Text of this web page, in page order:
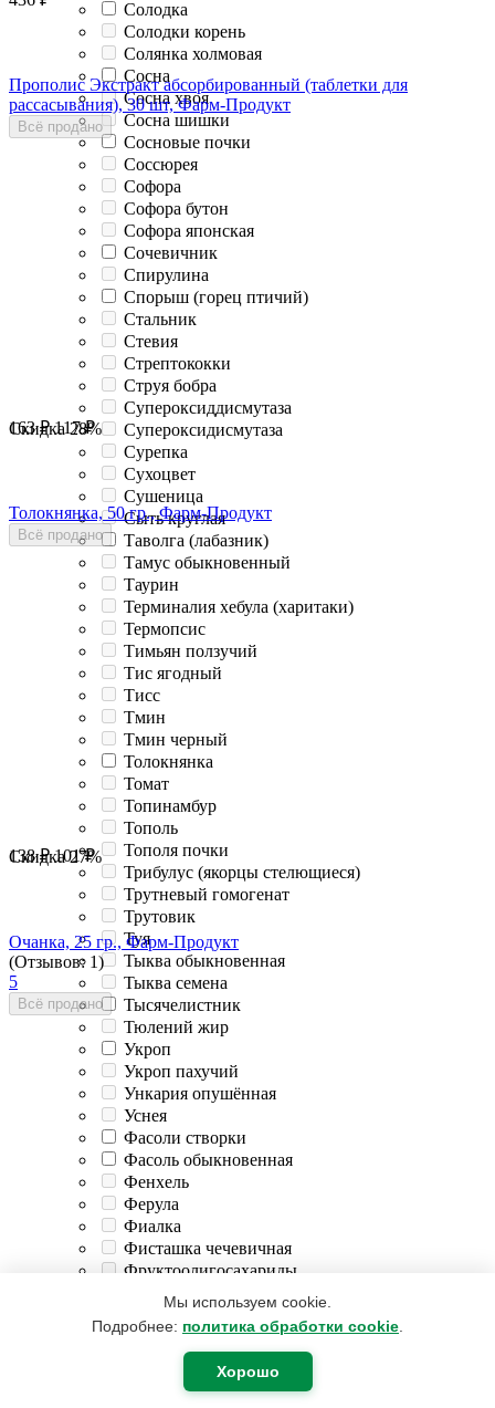
Мы используем cookie.
Подробнее: политика обработки cookie
Хорошо
Солодка
Солодки корень
Солянка холмовая
Сосна
Сосна хвоя
Сосна шишки
Сосновые почки
Соссюрея
Софора
Софора бутон
Софора японская
Сочевичник
Спирулина
Спорыш (горец птичий)
Стальник
Стевия
Стрептококки
Струя бобра
Супероксиддисмутаза
Супероксидисмутаза
Сурепка
Сухоцвет
Сушеница
Сыть круглая
Таволга (лабазник)
Тамус обыкновенный
Таурин
Терминалия хебула (харитаки)
Термопсис
Тимьян ползучий
Тис ягодный
Тисс
Тмин
Тмин черный
Толокнянка
Томат
Топинамбур
Тополь
Тополя почки
Трибулус (якорцы стелющиеся)
Трутневый гомогенат
Трутовик
Туя
Тыква обыкновенная
Тыква семена
Тысячелистник
Тюлений жир
Укроп
Укроп пахучий
Ункария опушённая
Уснея
Фасоли створки
Фасоль обыкновенная
Фенхель
Ферула
Фиалка
Фисташка чечевичная
Фруктоолигосахариды
Фукус
Хвощ полевой
Хвощь полевой
Хелат кремния
Прополис Экстракт абсорбированный (таблетки для
рассасывания), 30 шт, Фарм-Продукт
Всё продано
Скидка28%
163 ₽ 117 ₽
Толокнянка, 50 гр., Фарм-Продукт
Всё продано
Скидка27%
138 ₽ 101 ₽
Очанка, 25 гр., Фарм-Продукт
(Отзывов: 1)
5
Всё продано
Медуница трава, 50г, Фарм-Продукт